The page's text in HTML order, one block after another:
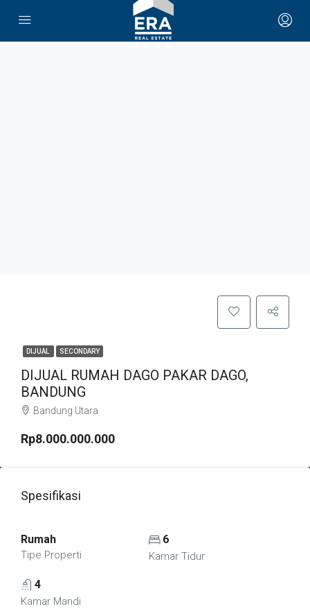
DIJUAL SECONDARY
DIJUAL RUMAH DAGO PAKAR DAGO,
BANDUNG
Bandung Utara
Rp8.000.000.000
Spesifikasi
Rumah
Tipe Properti
6
Kamar Tidur
4
Kamar Mandi